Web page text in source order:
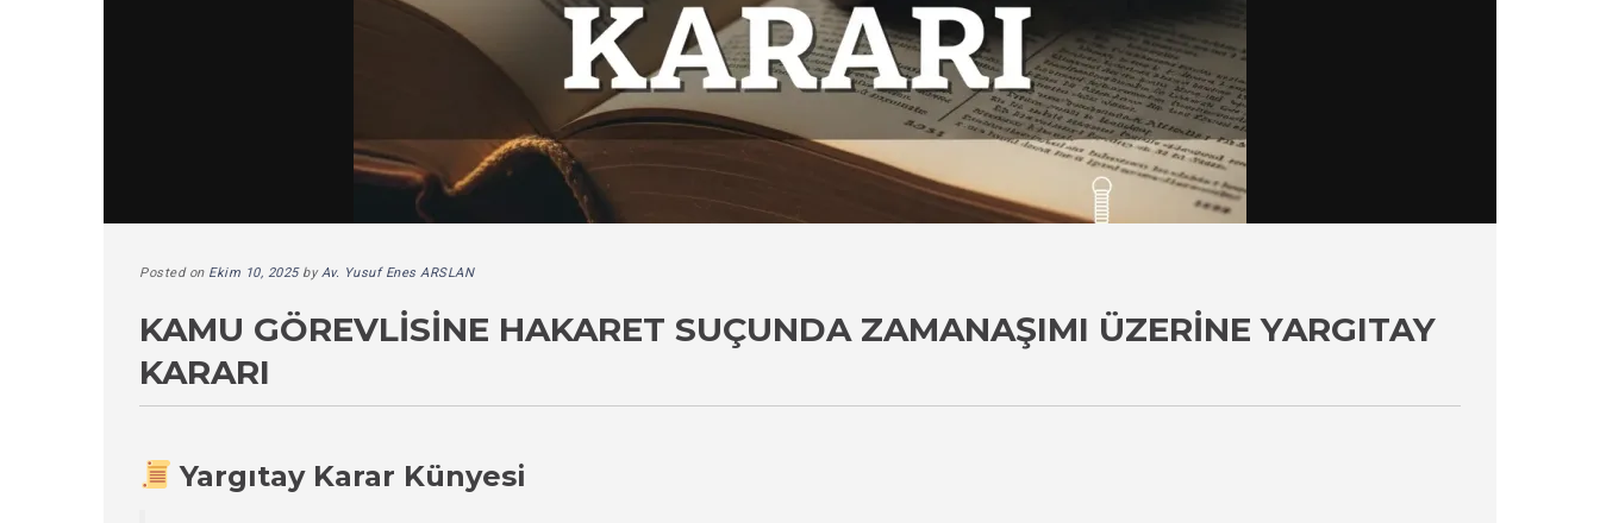
Posted on Ekim 10, 2025byAv. Yusuf Enes ARSLAN
KAMU GÖREVLISINE HAKARET SUÇUNDA ZAMANAŞIMI ÜZERINE YARGITAY
KARARI
Yargıtay Karar Künyesi